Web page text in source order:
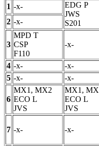
1 -x- EDG P
JWS
S201
2 -x-
3
MPD T
CSP
F110
-x-
4 -x- -x-
5 -x- -x-
6
MX1, MX2
ECO L
JVS
MX1,
ECO L
JVS
7 -x- -x-